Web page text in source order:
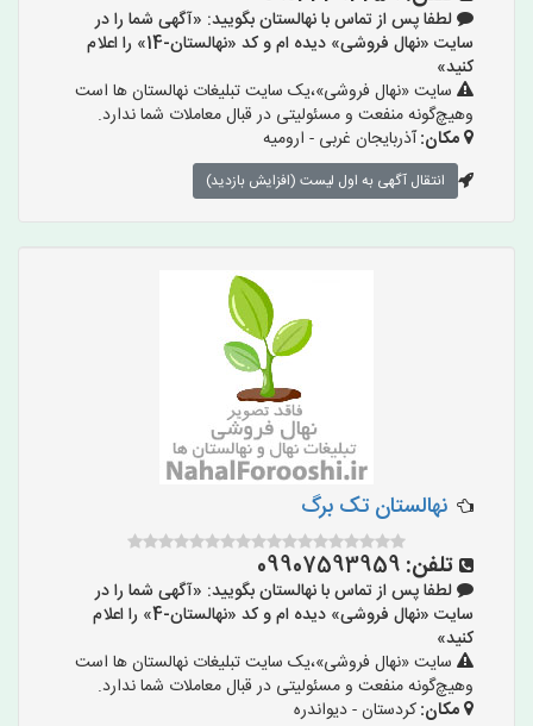
لطفا پس از تماس با نهالستان بگویید: «آگهی شما را در
سایت «نهال فروشی» دیده ام و کد «نهالستان-14» را اعلام
کنید»
سایت «نهال فروشی»،یک سایت تبلیغات نهالستان ها است
وهیچ‌گونه منفعت و مسئولیتی در قبال معاملات شما ندارد.
مکان:آذربایجان غربی - ارومیه
انتقال آگهی به اول لیست (افزایش بازدید)
نهالستان تک برگ
تلفن: 09907593959
لطفا پس از تماس با نهالستان بگویید: «آگهی شما را در
سایت «نهال فروشی» دیده ام و کد «نهالستان-4» را اعلام
کنید»
سایت «نهال فروشی»،یک سایت تبلیغات نهالستان ها است
وهیچ‌گونه منفعت و مسئولیتی در قبال معاملات شما ندارد.
مکان:کردستان - دیواندره